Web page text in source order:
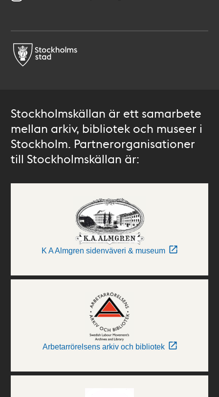
Stockholmskällan är ett samarbete
mellan arkiv, bibliotek och museer i
Stockholm. Partnerorganisationer
till Stockholmskällan är:
K A Almgren sidenväveri & museum
Arbetarrörelsens arkiv och bibliotek